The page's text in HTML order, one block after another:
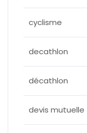
cyclisme
decathlon
décathlon
devis mutuelle